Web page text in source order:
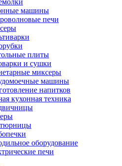
машины
печи
плиты
и сушки
миксеры
машины
напитков
кухонная техника
оборудование
печи